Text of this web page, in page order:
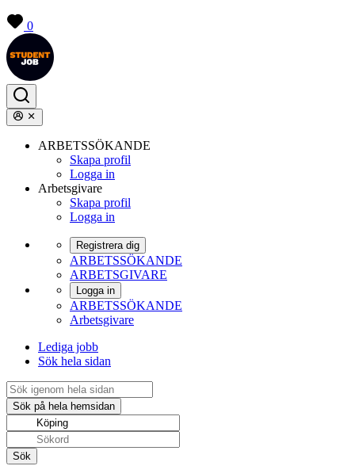
0
ARBETSSÖKANDE
Skapa profil
Logga in
Arbetsgivare
Skapa profil
Logga in
Registrera dig
ARBETSSÖKANDE
ARBETSGIVARE
Logga in
ARBETSSÖKANDE
Arbetsgivare
Lediga jobb
Sök hela sidan